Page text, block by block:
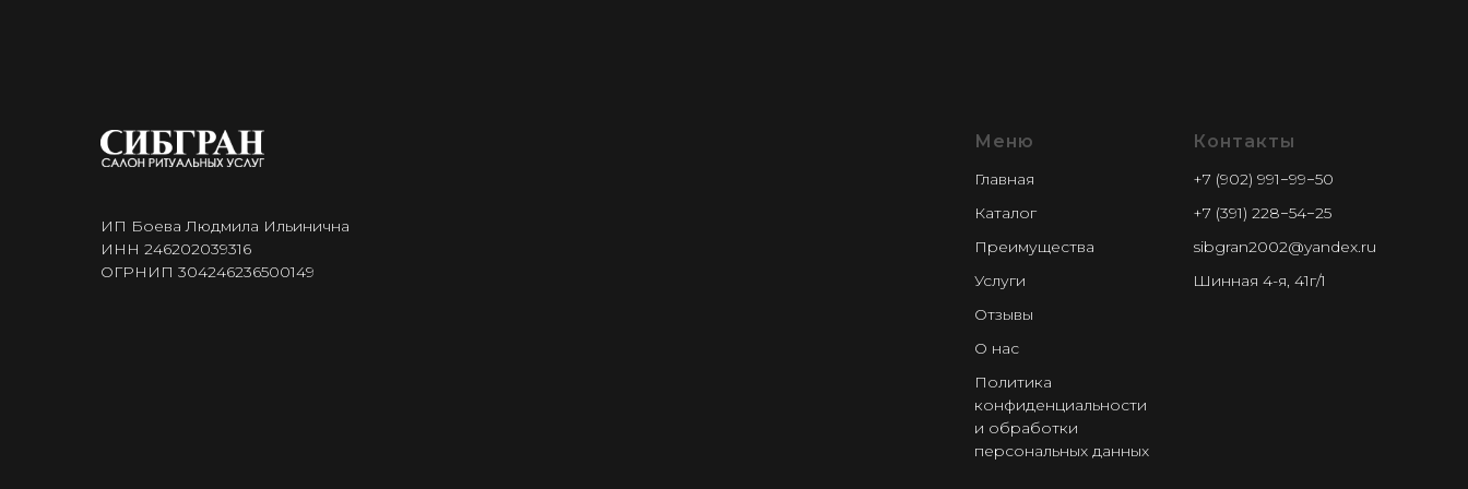
ИП Боева Людмила Ильинична
ИНН 246202039316
ОГРНИП 304246236500149
Меню
Главная
Каталог
Преимущества
Услуги
Отзывы
О нас
Политика
конфиденциальности
и обработки
персональных данных
Контакты
+7 (902) 991−99−50
+7 (391) 228−54−25
sibgran2002@yandex.ru
Шинная 4-я, 41г/1